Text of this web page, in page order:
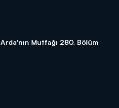
Arda'nın Mutfağı 280. Bölüm